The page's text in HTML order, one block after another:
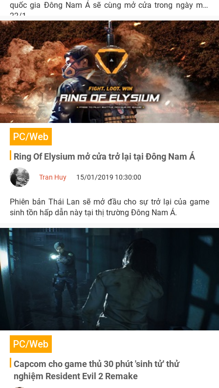
quốc gia Đông Nam Á sẽ cùng mở cửa trong ngày mai
22/1.
PC/Web
Ring Of Elysium mở cửa trở lại tại Đông Nam Á
Tran Huy 15/01/2019 10:30:00
Phiên bản Thái Lan sẽ mở đầu cho sự trở lại của game
sinh tồn hấp dẫn này tại thị trường Đông Nam Á.
PC/Web
Capcom cho game thủ 30 phút 'sinh tử' thử
nghiệm Resident Evil 2 Remake